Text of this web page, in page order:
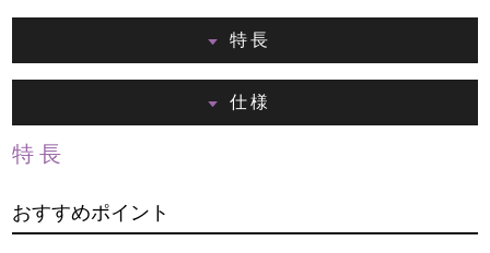
特長
仕様
特長
おすすめポイント